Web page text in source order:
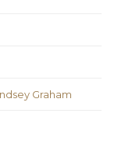
Graham